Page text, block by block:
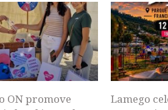
ON promove
Lamego